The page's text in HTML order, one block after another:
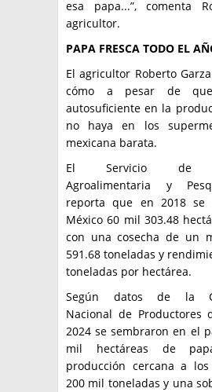
esa papa...”, comenta
agricultor.
PAPA FRESCA TODO EL
El agricultor Roberto
cómo a pesar de
autosuficiente en la
no haya en los
mexicana barata.
El Servicio de
Agroalimentaria y
reporta que en 2018 se
México 60 mil 303.48
con una cosecha de un
591.68 toneladas y
toneladas por hectárea.
Según datos de la
Nacional de Productores
2024 se sembraron en el
mil hectáreas de
producción cercana a
200 mil toneladas y una